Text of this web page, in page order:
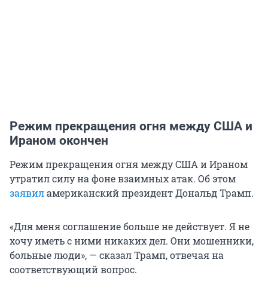
Режим прекращения огня между США и
Ираном окончен
Режим прекращения огня между США и Ираном
утратил силу на фоне взаимных атак. Об этом
заявиламериканский президент Дональд Трамп.
«Для меня соглашение больше не действует. Я не
хочу иметь с ними никаких дел. Они мошенники,
больные люди», — сказал Трамп, отвечая на
соответствующий вопрос.